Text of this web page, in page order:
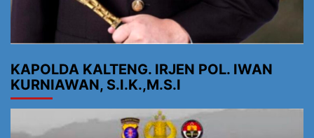
KAPOLDA KALTENG. IRJEN POL. IWAN
KURNIAWAN, S.I.K.,M.S.I